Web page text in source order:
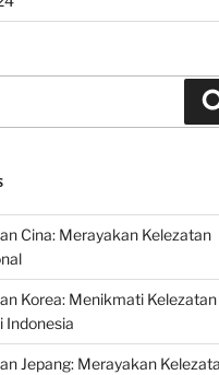
Cina: Merayakan Kelezatan
Korea: Menikmati Kelezatan
Indonesia
Jepang: Merayakan